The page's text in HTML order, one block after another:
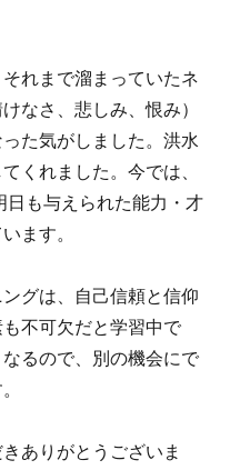
れまで溜まっていたネ
なさ、悲しみ、恨み）
た気がしました。洪水
くれました。今では、
日も与えられた能力・才
ます。
グは、自己信頼と信仰
不可欠だと学習中で
るので、別の機会にで
ありがとうございま